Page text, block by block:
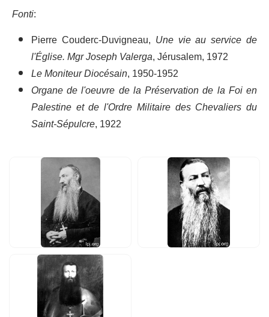
Fonti:
Pierre Couderc-Duvigneau, Une vie au service de
l'Église. Mgr Joseph Valerga, Jérusalem, 1972
Le Moniteur Diocésain, 1950-1952
Organe de l'oeuvre de la Préservation de la Foi en
Palestine et de l'Ordre Militaire des Chevaliers du
Saint-Sépulcre, 1922